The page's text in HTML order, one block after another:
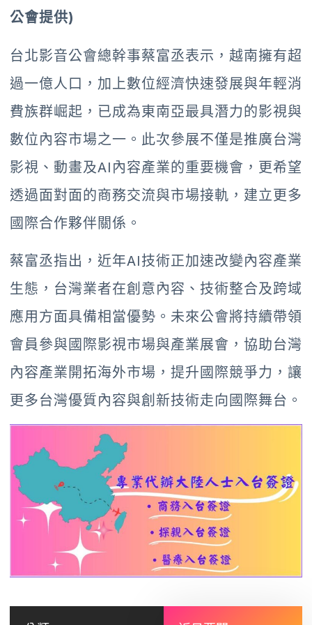
公會提供)
台北影音公會總幹事蔡富丞表示，越南擁有超
過一億人口，加上數位經濟快速發展與年輕消
費族群崛起，已成為東南亞最具潛力的影視與
數位內容市場之一。此次參展不僅是推廣台灣
影視、動畫及AI內容產業的重要機會，更希望
透過面對面的商務交流與市場接軌，建立更多
國際合作夥伴關係。
蔡富丞指出，近年AI技術正加速改變內容產業
生態，台灣業者在創意內容、技術整合及跨域
應用方面具備相當優勢。未來公會將持續帶領
會員參與國際影視市場與產業展會，協助台灣
內容產業開拓海外市場，提升國際競爭力，讓
更多台灣優質內容與創新技術走向國際舞台。